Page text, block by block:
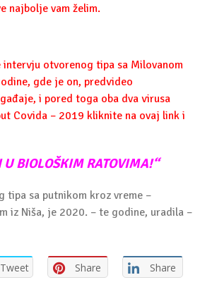
najbolje vam želim.
otvorenog tipa sa Milovanom
, gde je on, predvideo
i pored toga oba dva virusa
Covida – 2019 kliknite na ovaj link i
U BIOLOŠKIM RATOVIMA!“
tipa sa putnikom kroz vreme –
iz Niša, je 2020. – te godine, uradila –
Tweet Share Share